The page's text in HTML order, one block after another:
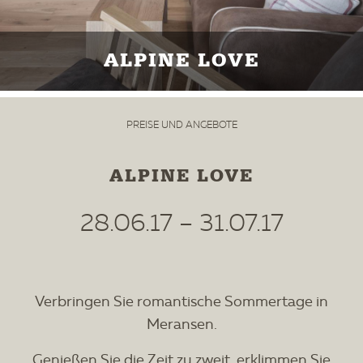
ALPINE LOVE
PREISE UND ANGEBOTE
ALPINE LOVE
28.06.17 – 31.07.17
Verbringen Sie romantische Sommertage in
Meransen.